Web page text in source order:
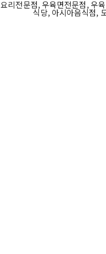
리전문점, 우육면전문점, 우
식당, 아시아음식점,